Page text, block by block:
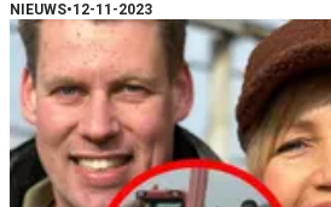
NIEUWS•12-11-2023